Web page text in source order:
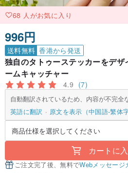
68 人がお気に入り
996円
送料無料 香港から発送
独自のタトゥーステッカーをデザ
ームキャッチャー
4.9 (7)
自動翻訳されているため、内容が不完全
英語に翻訳
原文を表示（中国語-繁体字
カートに
ご注文完了後、無料でWebメッセージ